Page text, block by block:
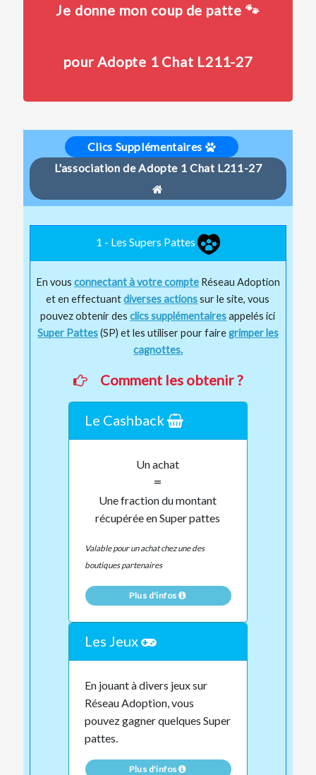
Je donne mon coup de patte 🐾
pour Adopte 1 Chat L211-27
Clics Supplémentaires
L'association de Adopte 1 Chat L211-27
1 - Les Supers Pattes
En vous connectant à votre compte Réseau Adoption
et en effectuantdiverses actionssur le site, vous
pouvez obtenir desclics supplémentairesappelés ici
Super Pattes(SP) et les utiliser pour fairegrimper les
cagnottes.
Comment les obtenir ?
Le Cashback
Un achat
=
Une fraction du montant
récupérée en Super pattes
Valable pour un achat chez une des
boutiques partenaires
Plus d'infos
Les Jeux
En jouant à divers jeux sur
Réseau Adoption, vous
pouvez gagner quelques Super
pattes.
Plus d'infos